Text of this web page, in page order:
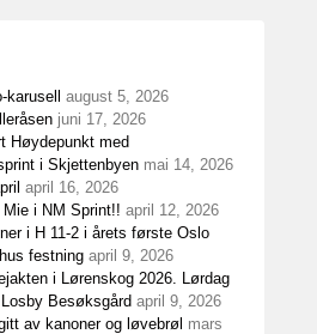
august 5, 2026
juni 17, 2026
Høydepunkt med
i Skjettenbyen mai 14, 2026
april 16, 2026
i NM Sprint!! april 12, 2026
i H 11-2 i årets første Oslo
festning april 9, 2026
i Lørenskog 2026. Lørdag
Besøksgård april 9, 2026
av kanoner og løvebrøl mars